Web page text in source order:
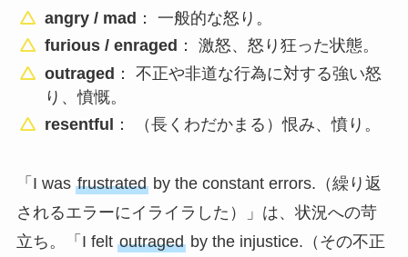
angry / mad ： 一般的な怒り。
furious / enraged ： 激怒、怒り狂った状態。
outraged ： 不正や非道な行為に対する強い怒
り、憤慨。
resentful
： （長くわだかまる）恨み、憤り。
「I was frustratedby the constant errors.（繰り返
されるエラーにイライラした）」は、状況への苛
立ち。「I felt outragedby the injustice.（その不正